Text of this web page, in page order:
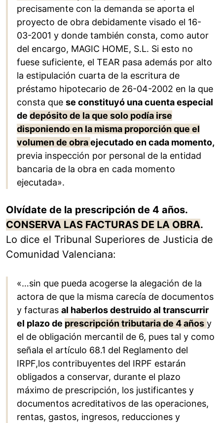
precisamente con la demanda se aporta el
proyecto de obra debidamente visado el 16-
03-2001 y donde también consta, como autor
del encargo, MAGIC HOME, S.L. Si esto no
fuese suficiente, el TEAR pasa además por alto
la estipulación cuarta de la escritura de
préstamo hipotecario de 26-04-2002 en la que
consta que se constituyó una cuenta especial
de depósito de la que solo podía irse
disponiendo en la misma proporción que el
volumen de obraejecutado en cada momento,
previa inspección por personal de la entidad
bancaria de la obra en cada momento
ejecutada».
Olvídate de la prescripción de 4 años.
CONSERVA LAS FACTURAS DE LA OBRA.
Lo dice el Tribunal Superiores de Justicia de
Comunidad Valenciana:
«…sin que pueda acogerse la alegación de la
actora de que la misma carecía de documentos
y facturas al haberlos destruido al transcurrir
el plazo de prescripción tributaria de 4 años y
el de obligación mercantil de 6, pues tal y como
señala el artículo 68.1 del Reglamento del
IRPF,los contribuyentes del IRPF estarán
obligados a conservar, durante el plazo
máximo de prescripción, los justificantes y
documentos acreditativos de las operaciones,
rentas, gastos, ingresos, reducciones y